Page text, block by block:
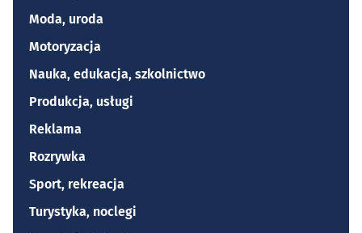
Moda, uroda
Motoryzacja
Nauka, edukacja, szkolnictwo
Produkcja, usługi
Reklama
Rozrywka
Sport, rekreacja
Turystyka, noclegi